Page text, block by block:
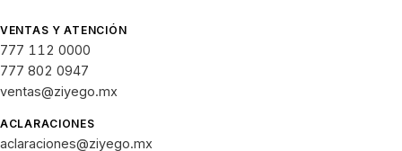
VENTAS Y ATENCIÓN
777 112 0000
777 802 0947
ventas@ziyego.mx
ACLARACIONES
aclaraciones@ziyego.mx